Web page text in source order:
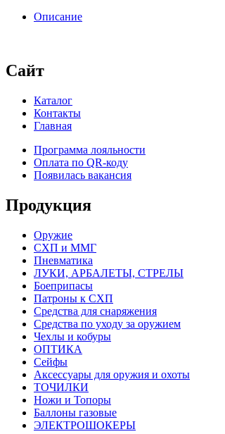
Описание
Сайт
Каталог
Контакты
Главная
Программа лояльности
Оплата по QR-коду
Появилась вакансия
Продукция
Оружие
СХП и ММГ
Пневматика
ЛУКИ, АРБАЛЕТЫ, СТРЕЛЫ
Боеприпасы
Патроны к СХП
Средства для снаряжения
Средства по уходу за оружием
Чехлы и кобуры
ОПТИКА
Сейфы
Аксессуары для оружия и охоты
ТОЧИЛКИ
Ножи и Топоры
Баллоны газовые
ЭЛЕКТРОШОКЕРЫ